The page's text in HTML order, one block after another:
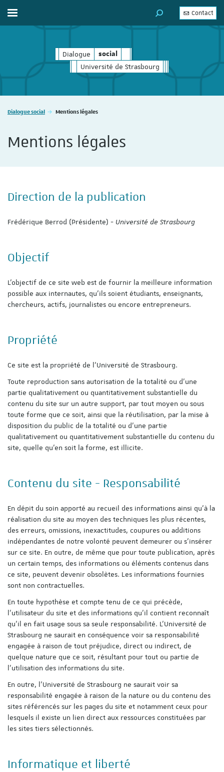
Dialogue social
social
Université de Strasbourg
Afficher / masquer le menu MOTEUR DE
Contact
Vous êtes ici :
Dialogue social Mentions légales
Mentions légales
Direction de la publication
Frédérique Berrod (Présidente) - Université de Strasbourg
Objectif
L'objectif de ce site web est de fournir la meilleure information
possible aux internautes, qu'ils soient étudiants, enseignants,
chercheurs, actifs, journalistes ou encore entrepreneurs.
Propriété
Ce site est la propriété de l'Université de Strasbourg.
Toute reproduction sans autorisation de la totalité ou d'une
partie qualitativement ou quantitativement substantielle du
contenu du site sur un autre support, par tout moyen ou sous
toute forme que ce soit, ainsi que la réutilisation, par la mise à
disposition du public de la totalité ou d'une partie
qualitativement ou quantitativement substantielle du contenu du
site, quelle qu'en soit la forme, est illicite.
Contenu du site - Responsabilité
En dépit du soin apporté au recueil des informations ainsi qu'à la
réalisation du site au moyen des techniques les plus récentes,
des erreurs, omissions, inexactitudes, coupures ou additions
indépendantes de notre volonté peuvent demeurer ou s'insérer
sur ce site. En outre, de même que pour toute publication, après
un certain temps, des informations ou éléments contenus dans
ce site, peuvent devenir obsolètes. Les informations fournies
sont non contractuelles.
En toute hypothèse et compte tenu de ce qui précède,
l'utilisateur du site et des informations qu'il contient reconnaît
qu'il en fait usage sous sa seule responsabilité. L'Université de
Strasbourg ne saurait en conséquence voir sa responsabilité
engagée à raison de tout préjudice, direct ou indirect, de
quelque nature que ce soit, résultant pour tout ou partie de
l'utilisation des informations du site.
En outre, l'Université de Strasbourg ne saurait voir sa
responsabilité engagée à raison de la nature ou du contenu des
sites référencés sur les pages du site et notamment ceux pour
lesquels il existe un lien direct aux ressources constituées par
les sites tiers sélectionnés.
Informatique et liberté